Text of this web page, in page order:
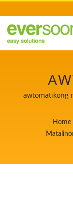
awtomatikong
Pinuno ng
SoymilkHome